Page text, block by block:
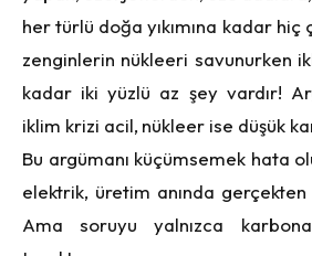
her türlü doğa yıkımına kadar
zenginlerin nükleeri savunurken
kadar iki yüzlü az şey vardır!
iklim krizi acil, nükleer ise düşük
Bu argümanı küçümsemek hata
elektrik, üretim anında
Ama soruyu yalnızca